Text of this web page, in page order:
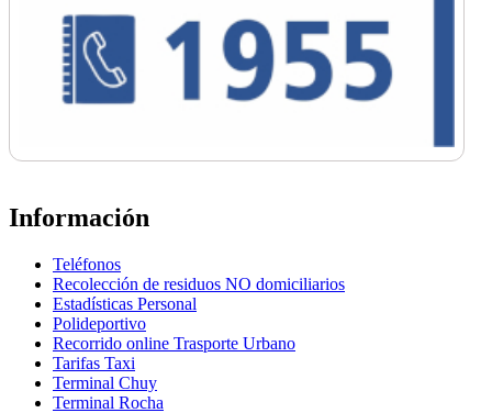
Información
Teléfonos
Recolección de residuos NO domiciliarios
Estadísticas Personal
Polideportivo
Recorrido online Trasporte Urbano
Tarifas Taxi
Terminal Chuy
Terminal Rocha